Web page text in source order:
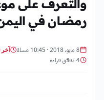
والتعرف على
رمضان في اليمن
8 مايو، 2018 · 10:45 مساءً
4 دقائق قراءة